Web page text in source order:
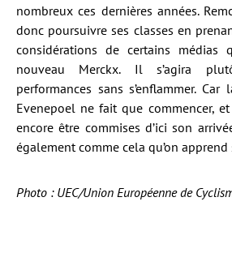
nombreux ces dernières années.
donc poursuivre ses classes en
considérations de certains
nouveau Merckx. Il s’agira
performances sans s’enflammer.
Evenepoel ne fait que commencer,
encore être commises d’ici son
également comme cela qu’on apprend
Photo : UEC/Union Européenne de